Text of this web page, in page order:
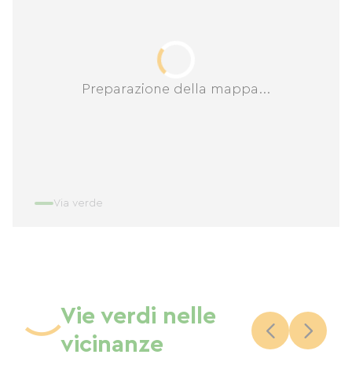
Preparazione della mappa...
Via verde
Vie verdi nelle
vicinanze